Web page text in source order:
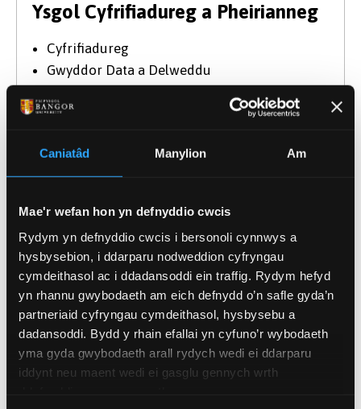
Caniatâd Manylion Am
Mae'r wefan hon yn defnyddio cwcis
Rydym yn defnyddio cwcis i bersonoli cynnwys a
hysbysebion, i ddarparu nodweddion cyfryngau
cymdeithasol ac i ddadansoddi ein traffig. Rydym hefyd
yn rhannu gwybodaeth am eich defnydd o’n safle gyda’n
partneriaid cyfryngau cymdeithasol, hysbysebu a
dadansoddi. Bydd y rhain efallai yn cyfuno’r wybodaeth
yma gyda gwybodaeth arall rydych wedi ei ddarparu
iddynt neu maent wedi ei gasglu gennych wrth
Ysgol Cyfrifiadureg a Pheirianneg
Cyfrifiadureg
Gwyddor Data a Delweddu
Prentisiaethau Gradd sy'n gysylltiedig â
Peirianneg Meddalwedd, Gwyddor Data
Cymhwysol)
Peirianneg Electronig
Ysgol Gwyddorau Amgylcheddol a
Naturiol